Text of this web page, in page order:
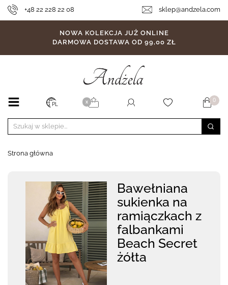
+48 22 228 22 08 sklep@andzela.com
NOWA KOLEKCJA JUŻ ONLINE
DARMOWA DOSTAWA OD 99,00 ZŁ
PL X 0
Strona główna
Bawełniana
sukienka na
ramiączkach z
falbankami
Beach Secret
żółta